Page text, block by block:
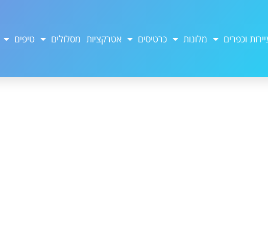
וכפרים מלונות כרטיסים אטרקציות מסלולים טיפים